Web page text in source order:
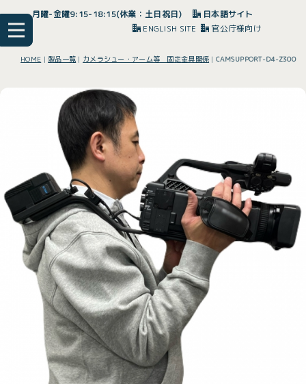
月曜-金曜9:15-18:15(休業：土日祝日)
日本語サイト
ENGLISH SITE
官公庁様向け
HOME |製品一覧 | カメラシュー・アーム等 固定金具関係 | CAMSUPPORT-D4-Z300